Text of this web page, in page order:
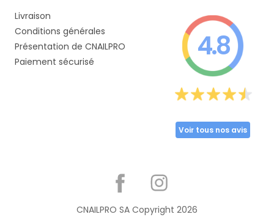
Livraison
Conditions générales
Présentation de CNAILPRO
Paiement sécurisé
4.8
Voir tous nos avis
CNAILPRO SA Copyright 2026